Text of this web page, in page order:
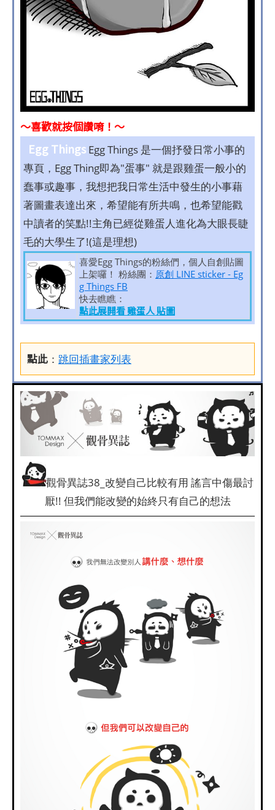
～喜歡就按個讚唷！～
Egg Things Egg Things 是一個抒發日常小事的
專頁，Egg Thing即為"蛋事" 就是跟雞蛋一般小的
蠢事或趣事，我想把我日常生活中發生的小事藉
著圖畫表達出來，希望能有所共鳴，也希望能戳
中讀者的笑點!!主角已經從雞蛋人進化為大眼長睫
毛的大學生了!(這是理想)
喜愛Egg Things的粉絲們，個人自創貼圖
上架囉！ 粉絲團： 原創 LINE sticker - Eg
g Things FB
快去瞧瞧：
點此展開看 雞蛋人 貼圖
點此 ： 跳回插畫家列表
觀骨異誌38_改變自己比較有用 謠言中傷最討
厭!! 但我們能改變的始終只有自己的想法